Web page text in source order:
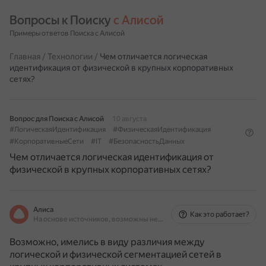
Вопросы к Поиску с Алисой
Примеры ответов Поиска с Алисой
Главная / Технологии / Чем отличается логическая
идентификация от физической в крупных корпоративных
сетях?
Вопрос для Поиска с Алисой
10 августа
#ЛогическаяИдентификация
#ФизическаяИдентификация
#КорпоративныеСети
#IT #БезопасностьДанных
Чем отличается логическая идентификация от
физической в крупных корпоративных сетях?
Алиса
На основе источников, возможны неточности
Как это работает?
Возможно, имелись в виду различия между
логической и физической сегментацией сетей в